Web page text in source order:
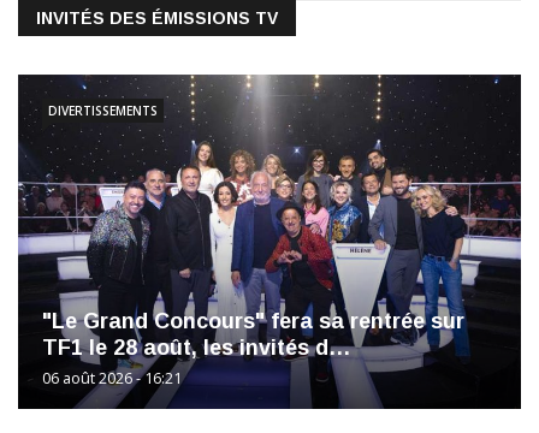
INVITÉS DES ÉMISSIONS TV
"Le Grand Concours" fera sa rentrée sur
TF1 le 28 août, les invités d…
06 août 2026 - 16:21
DIVERTISSEMENTS